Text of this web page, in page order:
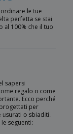
le tue
perfetta se stai
al 100% che il tuo
sapersi
regalo o come
Ecco perché
per
usurati o sbiaditi.
seguenti: